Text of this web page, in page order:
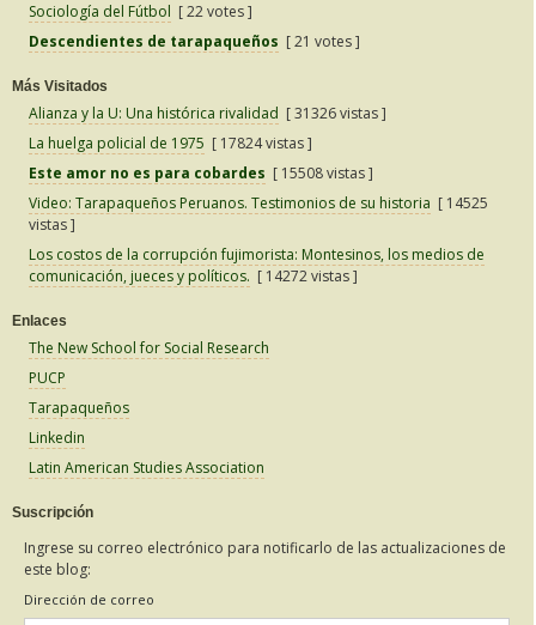
Sociología del Fútbol [ 22 votes ]
Descendientes de tarapaqueños [ 21 votes ]
Más Visitados
Alianza y la U: Una histórica rivalidad [ 31326 vistas ]
La huelga policial de 1975 [ 17824 vistas ]
Este amor no es para cobardes [ 15508 vistas ]
Video: Tarapaqueños Peruanos. Testimonios de su historia [ 14525
vistas ]
Los costos de la corrupción fujimorista: Montesinos, los medios de
comunicación, jueces y políticos. [ 14272 vistas ]
Enlaces
The New School for Social Research
PUCP
Tarapaqueños
Linkedin
Latin American Studies Association
Suscripción
Ingrese su correo electrónico para notificarlo de las actualizaciones de
este blog:
Dirección de correo